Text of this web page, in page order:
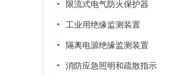
限流式电气防火保护器
工业用绝缘监测装置
隔离电源绝缘监测装置
消防应急照明和疏散指示